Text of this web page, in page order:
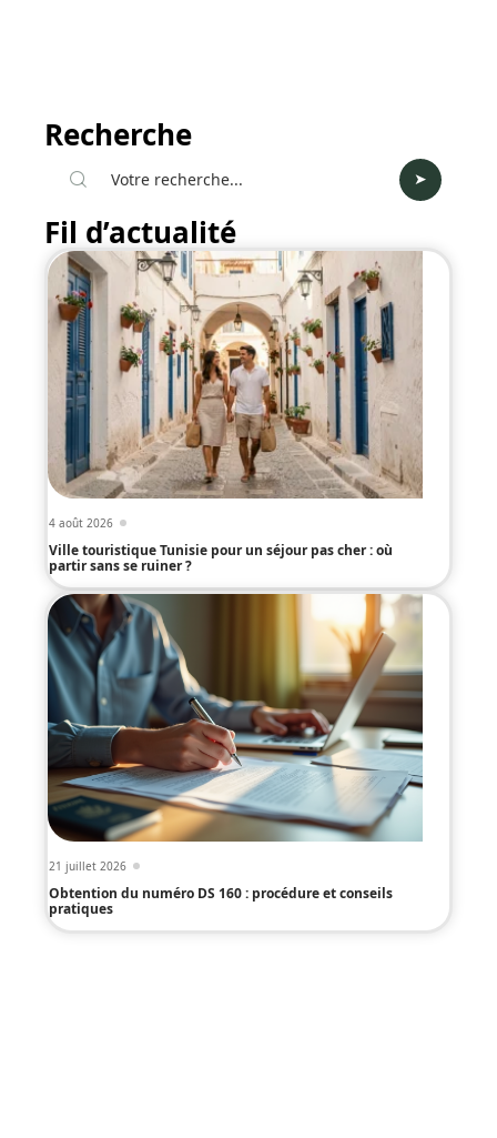
Recherche
Fil d’actualité
4 août 2026
Ville touristique Tunisie pour un séjour pas cher : où
partir sans se ruiner ?
21 juillet 2026
Obtention du numéro DS 160 : procédure et conseils
pratiques